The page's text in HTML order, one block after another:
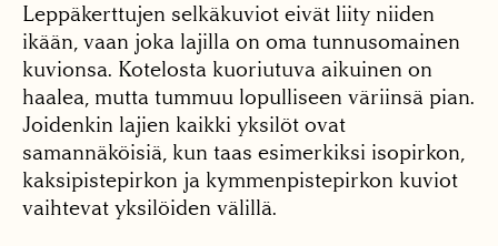
Leppäkerttujen selkäkuviot eivät liity niiden
ikään, vaan joka lajilla on oma tunnusomainen
kuvionsa. Kotelosta kuoriutuva aikuinen on
haalea, mutta tummuu lopulliseen väriinsä pian.
Joidenkin lajien kaikki yksilöt ovat
samannäköisiä, kun taas esimerkiksi isopirkon,
kaksipistepirkon ja kymmenpistepirkon kuviot
vaihtevat yksilöiden välillä.